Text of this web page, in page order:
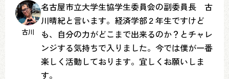
古川
名古屋市立大学生協学生委員会の副委員長 古
川晴紀と言います。経済学部２年生ですけど
も、自分の力がどこまで出来るのか？とチャレ
ンジする気持ちで入りました。今では僕が一番
楽しく活動しております。宜しくお願いしま
す。